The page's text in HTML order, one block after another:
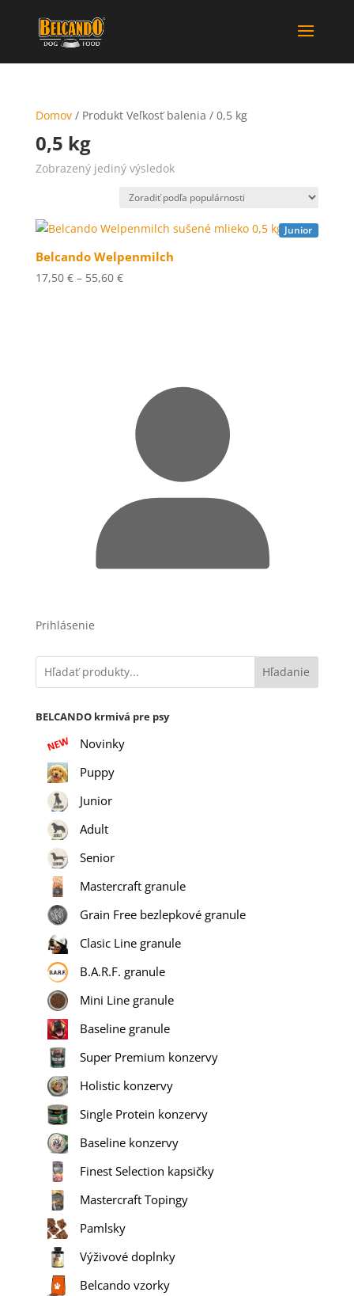
Domov/ Produkt Veľkosť balenia / 0,5 kg
0,5 kg
Zobrazený jediný výsledok
Junior
Belcando Welpenmilch
17,50 € – 55,60 €Price
Prihlásenie
Hľadanie
BELCANDO krmivá pre psy
Novinky
Puppy
Junior
Adult
Senior
Mastercraft granule
Grain Free bezlepkové granule
Clasic Line granule
B.A.R.F. granule
Mini Line granule
Baseline granule
Super Premium konzervy
Holistic konzervy
Single Protein konzervy
Baseline konzervy
Finest Selection kapsičky
Mastercraft Topingy
Pamlsky
Výživové doplnky
Belcando vzorky